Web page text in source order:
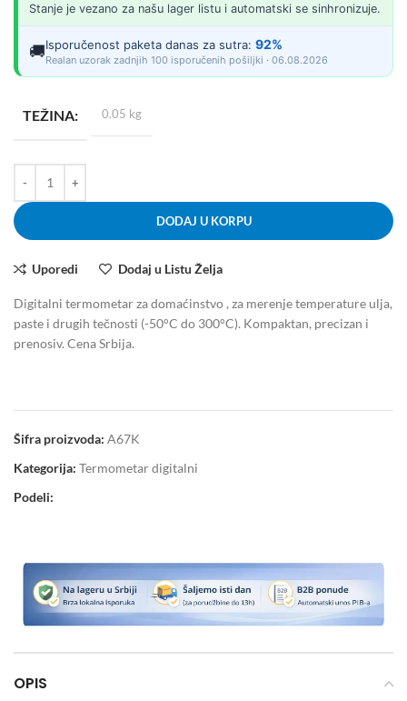
Stanje je vezano za našu lager listu i automatski se sinhronizuje.
🚚Isporučenost paketa danas za sutra: 92%
Realan uzorak zadnjih 100 isporučenih pošiljki · 06.08.2026
TEŽINA 0.05 kg
DODAJ U KORPU
Uporedi Dodaj u Listu Želja
Digitalni termometar za domaćinstvo , za merenje temperature ulja,
paste i drugih tečnosti (-50°C do 300°C). Kompaktan, precizan i
prenosiv. Cena Srbija.
Šifra proizvoda: A67K
Kategorija: Termometar digitalni
Podeli:
OPIS